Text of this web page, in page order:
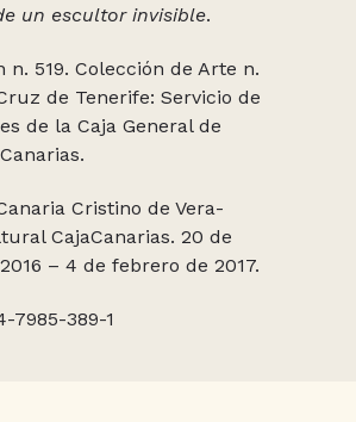
un escultor invisible.
n. 519. Colección de Arte n.
de Tenerife: Servicio de
de la Caja General de
Cristino de Vera-
CajaCanarias. 20 de
– 4 de febrero de 2017.
7985-389-1